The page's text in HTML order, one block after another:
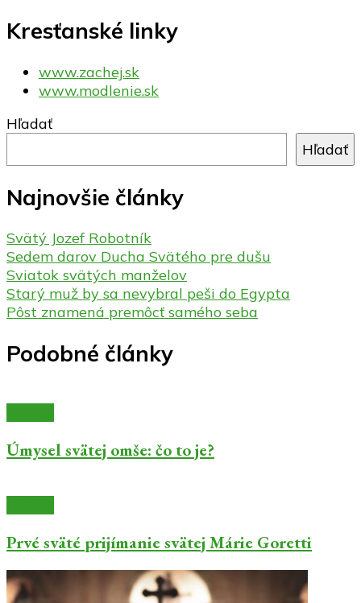
Kresťanské linky
www.zachej.sk
www.modlenie.sk
Hľadať
Hľadať
Najnovšie články
Svätý Jozef Robotník
Sedem darov Ducha Svätého pre dušu
Sviatok svätých manželov
Starý muž by sa nevybral peši do Egypta
Pôst znamená premôcť samého seba
Podobné články
Úmysel svätej omše: čo to je?
Prvé sväté prijímanie svätej Márie Goretti